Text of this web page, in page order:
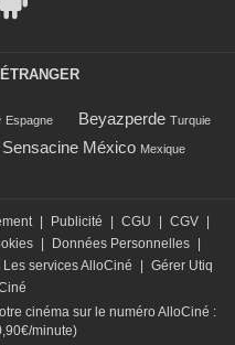
Espagne Beyazperde Turquie
Sensacine México Mexique
| Publicité | CGU | CGV |
| Données Personnelles |
Les services AlloCiné | Gérer Utiq
cinéma sur le numéro AlloCiné :
minute)